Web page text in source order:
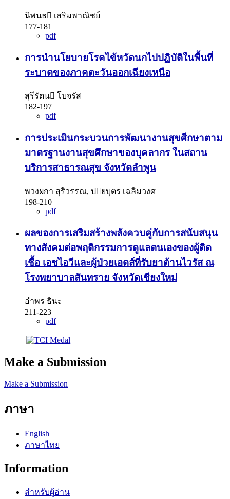
นิพนธ เสริมพาณิชย์
177-181
pdf
การนํานโยบายโรคไข้หวัดนกไปปฏิบัติในพื้นที่
ระบาดของภาคตะวันออกเฉียงเหนือ
สุรีรัตน โบจรัส
182-197
pdf
การประเมินกระบวนการพัฒนางานสุขศีกษาตาม
มาตรฐานงานสุขศึกษาของบุคลากร ในสถาน
บริการสาธารณสุข จังหวัดลําพูน
พวงผกา สุริวรรณ, ปยบุตร เฉลิมวงศ
198-210
pdf
ผลของการเสริมสร้างพลังควบคู่กับการสนับสนุน
ทางสังคมต่อพฤติกรรมการดูแลตนเองของผู้ติด
เชื้อ เอชไอวีและผู้ป่วยเอดส์ที่รับยาต้านไวรัส ณ
โรงพยาบาลสันทราย จังหวัดเชียงใหม่
อําพร ธินะ
211-223
pdf
Make a Submission
Make a Submission
ภาษา
English
ภาษาไทย
Information
สำหรับผู้อ่าน